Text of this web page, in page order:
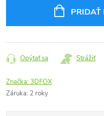
PRIDAŤ
Opýtať sa Strážiť
Značka:3DFOX
Záruka: 2 roky